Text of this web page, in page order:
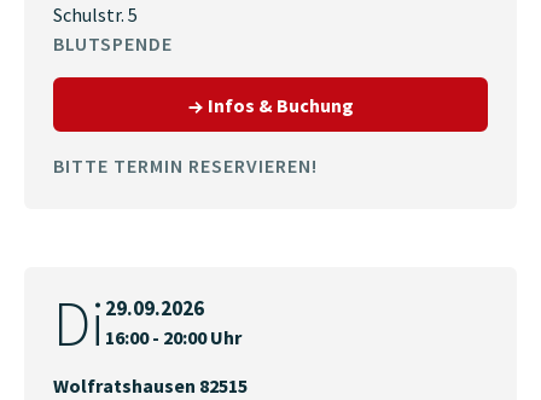
Schulstr. 5
BLUTSPENDE
Infos & Buchung
BITTE TERMIN RESERVIEREN!
Di 29.09.2026
16:00 - 20:00 Uhr
Wolfratshausen 82515